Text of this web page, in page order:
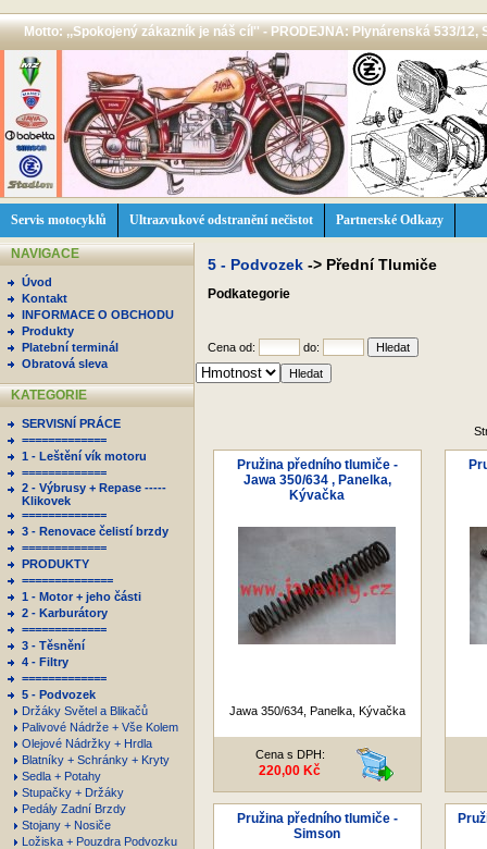
Motto: ,,Spokojený zákazník je náš cíl'' - PRODEJNA: Plynárenská 533/12,
Servis motocyklů Ultrazvukové odstranění nečistot Partnerské Odkazy
NAVIGACE
Úvod
Kontakt
INFORMACE O OBCHODU
Produkty
Platební terminál
Obratová sleva
KATEGORIE
SERVISNÍ PRÁCE
=============
1 - Leštění vík motoru
=============
2 - Výbrusy + Repase -----
Klikovek
=============
3 - Renovace čelistí brzdy
=============
PRODUKTY
==============
1 - Motor + jeho části
2 - Karburátory
=============
3 - Těsnění
4 - Filtry
=============
5 - Podvozek
Držáky Světel a Blikačů
Palivové Nádrže + Vše Kolem
Olejové Nádržky + Hrdla
Blatníky + Schránky + Kryty
Sedla + Potahy
Stupačky + Držáky
Pedály Zadní Brzdy
Stojany + Nosiče
Ložiska + Pouzdra Podvozku
5 - Podvozek -> Přední Tlumiče
Podkategorie
Cena od: do:
Pružina předního tlumiče -
Jawa 350/634 , Panelka,
Kývačka
Jawa 350/634, Panelka, Kývačka
Cena s DPH:
220,00 Kč
Pružina předního tlumiče -
Simson